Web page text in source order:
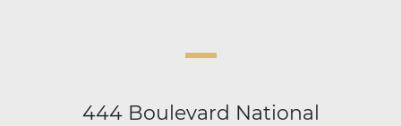
444 Boulevard National